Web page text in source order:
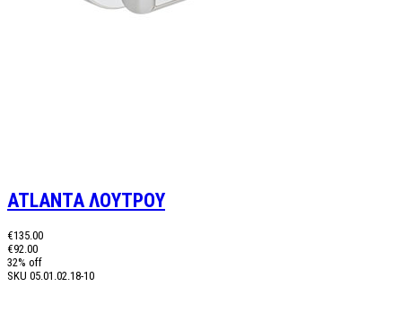
ATLANTA ΛΟΥΤΡΟΥ
€135.00
€92.00
32% off
SKU 05.01.02.18-10